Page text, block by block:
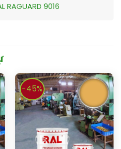
RAGUARD 9016
-45%